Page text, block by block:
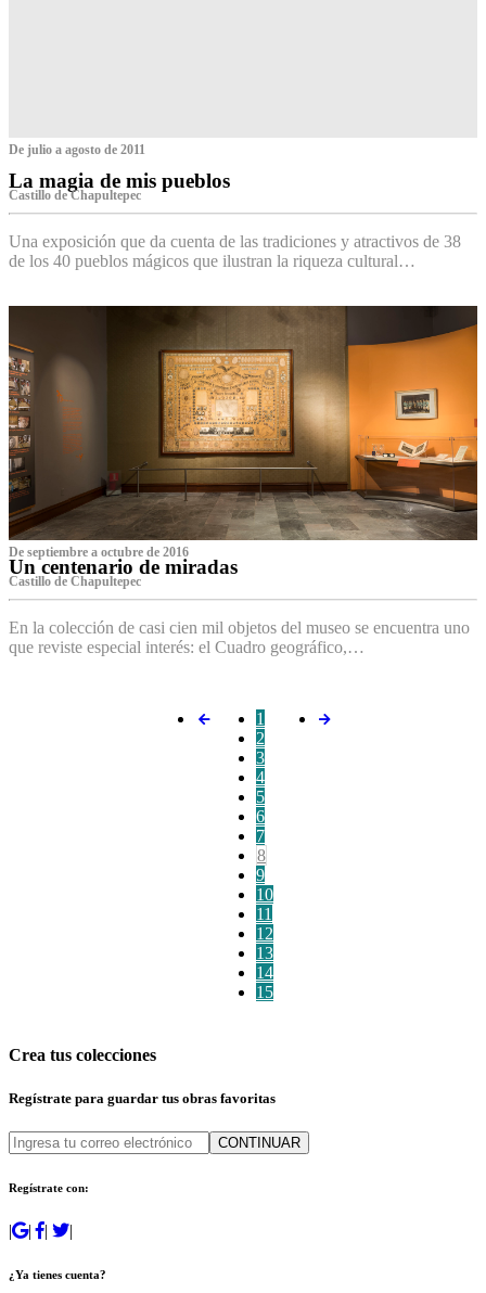
De julio a agosto de 2011
La magia de mis pueblos
Castillo de Chapultepec
Una exposición que da cuenta de las tradiciones y atractivos de 38
de los 40 pueblos mágicos que ilustran la riqueza cultural…
De septiembre a octubre de 2016
Un centenario de miradas
Castillo de Chapultepec
En la colección de casi cien mil objetos del museo se encuentra uno
que reviste especial interés: el Cuadro geográfico,…
1
2
3
4
5
6
7
8
9
10
11
12
13
14
15
Crea tus colecciones
Regístrate para guardar tus obras favoritas
CONTINUAR
Regístrate con:
| | | |
¿Ya tienes cuenta?